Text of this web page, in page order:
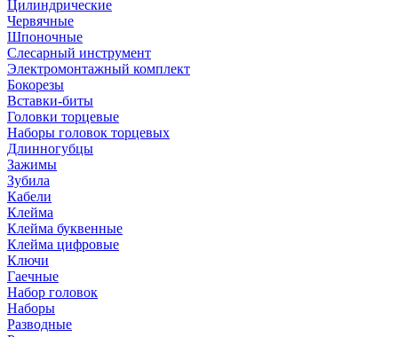
Цилиндрические
Червячные
Шпоночные
Слесарный инструмент
Электромонтажный комплект
Бокорезы
Вставки-биты
Головки торцевые
Наборы головок торцевых
Длинногубцы
Зажимы
Зубила
Кабели
Клейма
Клейма буквенные
Клейма цифровые
Ключи
Гаечные
Набор головок
Наборы
Разводные